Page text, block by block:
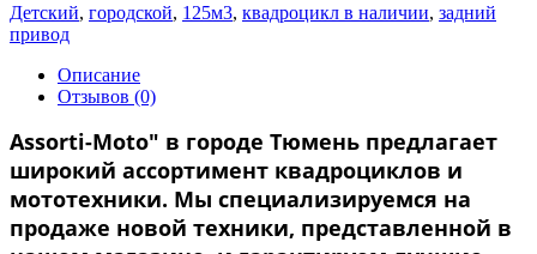
Детский, городской, 125м3, квадроцикл в наличии, задний
привод
Описание
Отзывов (0)
Assorti-Moto" в городе Тюмень предлагает
широкий ассортимент квадроциклов и
мототехники. Мы специализируемся на
продаже новой техники, представленной в